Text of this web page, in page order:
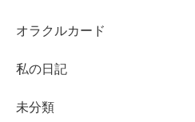
オラクルカード
私の日記
未分類